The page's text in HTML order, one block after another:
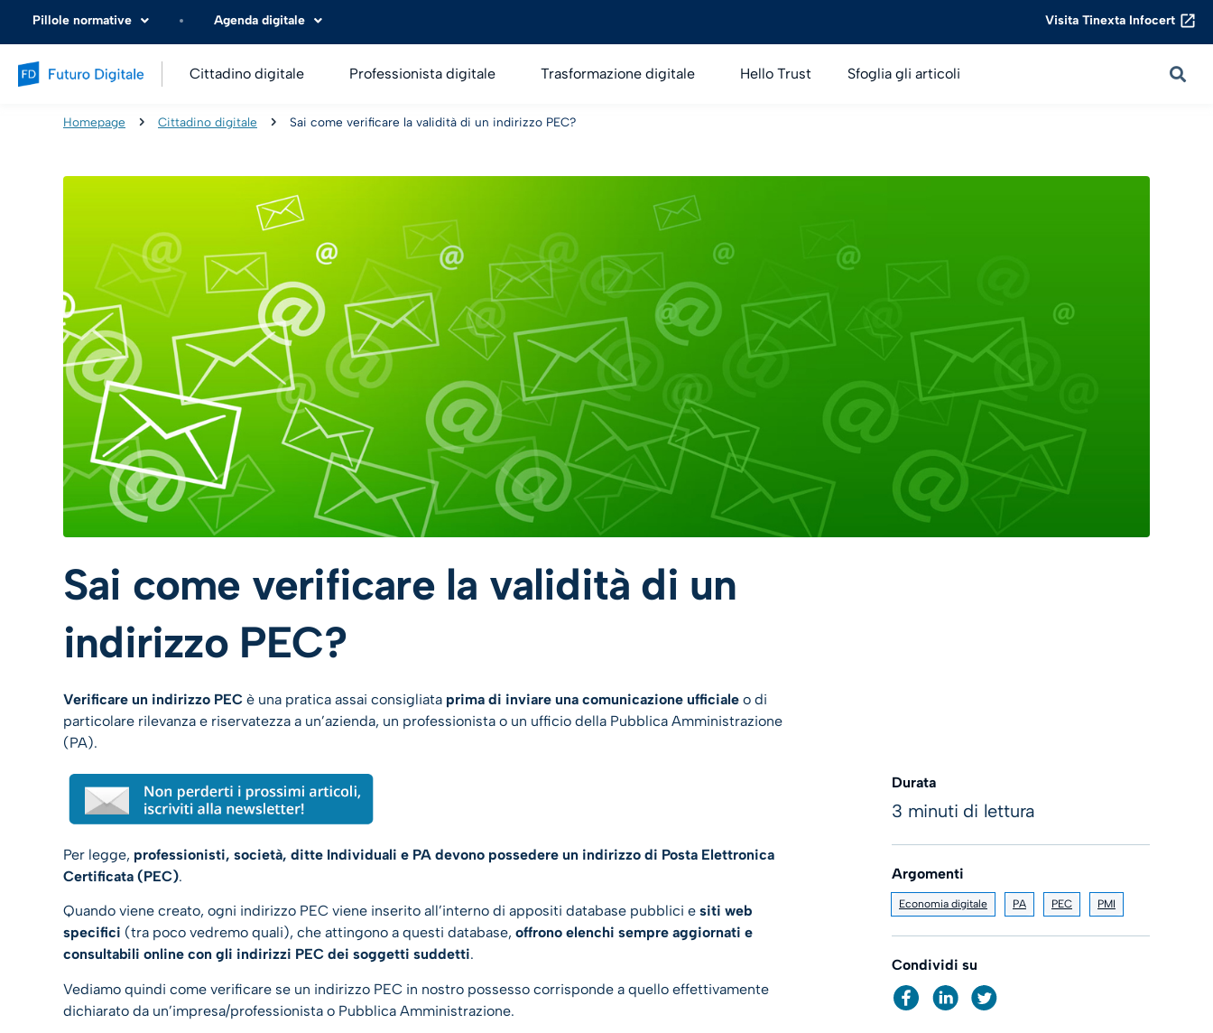
Pillole normative Agenda digitale Visita Tinexta Infocert
Cittadino digitale Professionista digitale Trasformazione digitale Hello Trust Sfoglia gli articoli
Homepage Cittadino digitale Sai come verificare la validità di un indirizzo PEC?
Sai come verificare la validità di un
indirizzo PEC?
Verificare un indirizzo PEC è una pratica assai consigliata prima di inviare una comunicazione ufficiale o di
particolare rilevanza e riservatezza a un’azienda, un professionista o un ufficio della Pubblica Amministrazione
(PA).
Per legge, professionisti, società, ditte Individuali e PA devono possedere un indirizzo di Posta Elettronica
Certificata (PEC).
Quando viene creato, ogni indirizzo PEC viene inserito all’interno di appositi database pubblici e siti web
specifici (tra poco vedremo quali), che attingono a questi database, offrono elenchi sempre aggiornati e
consultabili online con gli indirizzi PEC dei soggetti suddetti.
Vediamo quindi come verificare se un indirizzo PEC in nostro possesso corrisponde a quello effettivamente
dichiarato da un’impresa/professionista o Pubblica Amministrazione.
Durata
3 minuti di lettura
Argomenti
Economia digitale PA PEC PMI
Condividi su